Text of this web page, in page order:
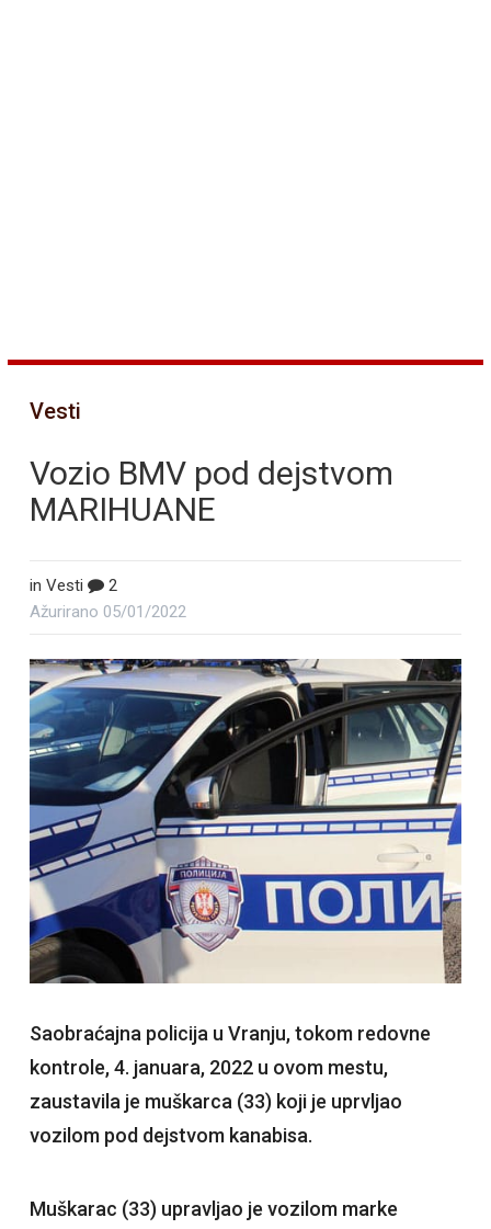
Vesti
Vozio BMV pod dejstvom
MARIHUANE
in Vesti
2
Ažurirano 05/01/2022
Saobraćajna policija u Vranju, tokom redovne
kontrole, 4. januara, 2022 u ovom mestu,
zaustavila je muškarca (33) koji je uprvljao
vozilom pod dejstvom kanabisa.
Muškarac (33) upravljao je vozilom marke